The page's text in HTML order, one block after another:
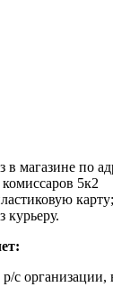
в магазине по
5к2
карту;
курьеру.
с организации,